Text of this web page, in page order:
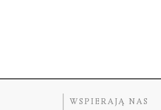
WSPIERAJĄ NAS